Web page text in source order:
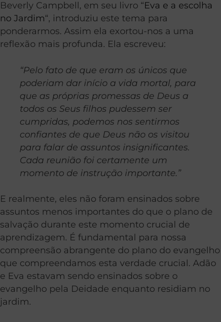
Beverly Campbell, em seu livro “Eva e a escolha
no Jardim“, introduziu este tema para
ponderarmos. Assim ela exortou-nos a uma
reflexão mais profunda. Ela escreveu:
“Pelo fato de que eram os únicos que
poderiam dar início a vida mortal, para
que as próprias promessas de Deus a
todos os Seus filhos pudessem ser
cumpridas, podemos nos sentirmos
confiantes de que Deus não os visitou
para falar de assuntos insignificantes.
Cada reunião foi certamente um
momento de instrução importante.”
E realmente, eles não foram ensinados sobre
assuntos menos importantes do que o plano de
salvação durante este momento crucial de
aprendizagem. É fundamental para nossa
compreensão abrangente do plano do evangelho
que compreendamos esta verdade crucial. Adão
e Eva estavam sendo ensinados sobre o
evangelho pela Deidade enquanto residiam no
jardim.